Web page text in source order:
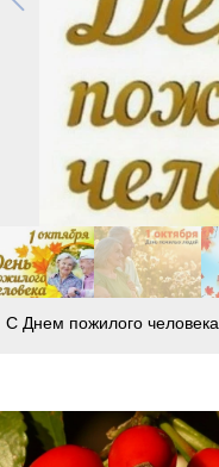
С Днем пожилого человека